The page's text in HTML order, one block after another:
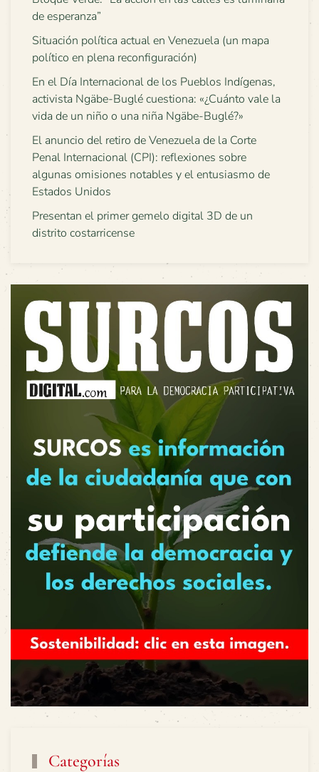
de esperanza”
Situación política actual en Venezuela (un mapa
político en plena reconfiguración)
En el Día Internacional de los Pueblos Indígenas,
activista Ngäbe-Buglé cuestiona: «¿Cuánto vale la
vida de un niño o una niña Ngäbe-Buglé?»
El anuncio del retiro de Venezuela de la Corte
Penal Internacional (CPI): reflexiones sobre
algunas omisiones notables y el entusiasmo de
Estados Unidos
Presentan el primer gemelo digital 3D de un
distrito costarricense
Categorías